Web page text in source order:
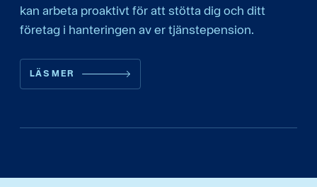
kan arbeta proaktivt för att stötta dig och ditt
företag i hanteringen av er tjänstepension.
LÄS MER